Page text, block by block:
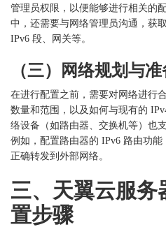
管理员权限，以便能够进行相关的
中，还需要与网络管理员沟通，获
IPv6 段、网关等。
（三）网络规划与
在进行配置之前，需要对网络进行
数量和范围，以及如何与现有的
络设备（如路由器、交换机等）也
例如，配置路由器的 IPv6 路由功
正确转发到外部网络。
三、天翼云服务
置步骤